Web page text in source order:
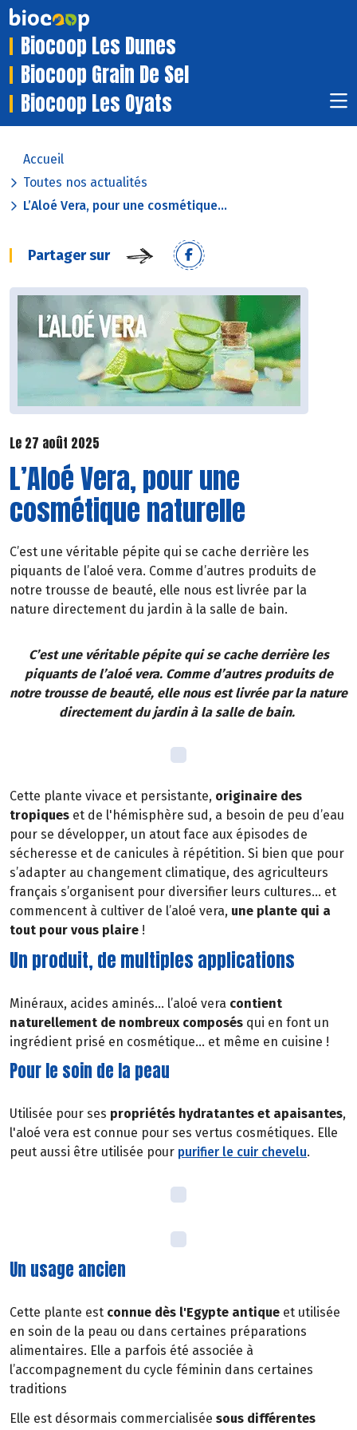
Biocoop Les Dunes
Biocoop Grain De Sel
Biocoop Les Oyats
Accueil
Toutes nos actualités
L’Aloé Vera, pour une cosmétique...
Partager sur
Le 27 août 2025
L’Aloé Vera, pour une
cosmétique naturelle
C’est une véritable pépite qui se cache derrière les
piquants de l’aloé vera. Comme d’autres produits de
notre trousse de beauté, elle nous est livrée par la
nature directement du jardin à la salle de bain.
C’est une véritable pépite qui se cache derrière les
piquants de l’aloé vera. Comme d’autres produits de
notre trousse de beauté, elle nous est livrée par la nature
directement du jardin à la salle de bain.
Cette plante vivace et persistante, originaire des
tropiques et de l'hémisphère sud, a besoin de peu d’eau
pour se développer, un atout face aux épisodes de
sécheresse et de canicules à répétition. Si bien que pour
s’adapter au changement climatique, des agriculteurs
français s’organisent pour diversifier leurs cultures… et
commencent à cultiver de l’aloé vera, une plante qui a
tout pour vous plaire !
Un produit, de multiples applications
Minéraux, acides aminés… l’aloé vera contient
naturellement de nombreux composés qui en font un
ingrédient prisé en cosmétique... et même en cuisine !
Pour le soin de la peau
Utilisée pour ses propriétés hydratantes et apaisantes,
l'aloé vera est connue pour ses vertus cosmétiques. Elle
peut aussi être utilisée pour purifier le cuir chevelu.
Un usage ancien
Cette plante est connue dès l'Egypte antique et utilisée
en soin de la peau ou dans certaines préparations
alimentaires. Elle a parfois été associée à
l’accompagnement du cycle féminin dans certaines
traditions
Elle est désormais commercialisée sous différentes